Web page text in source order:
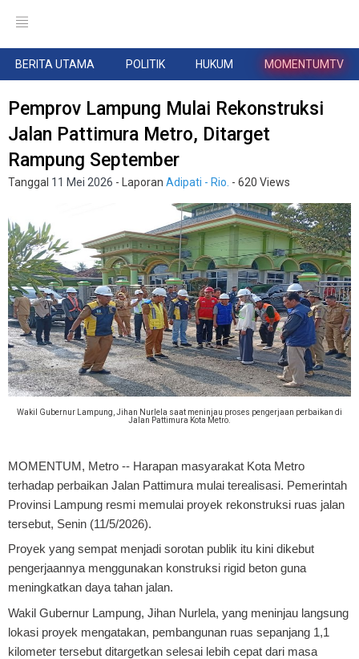
BERITA UTAMA POLITIK HUKUM MOMENTUMTV
Pemprov Lampung Mulai Rekonstruksi
Jalan Pattimura Metro, Ditarget
Rampung September
Tanggal 11 Mei 2026 - Laporan Adipati - Rio. - 620 Views
Wakil Gubernur Lampung, Jihan Nurlela saat meninjau proses pengerjaan perbaikan di
Jalan Pattimura Kota Metro.
MOMENTUM, Metro -- Harapan masyarakat Kota Metro
terhadap perbaikan Jalan Pattimura mulai terealisasi. Pemerintah
Provinsi Lampung resmi memulai proyek rekonstruksi ruas jalan
tersebut, Senin (11/5/2026).
Proyek yang sempat menjadi sorotan publik itu kini dikebut
pengerjaannya menggunakan konstruksi rigid beton guna
meningkatkan daya tahan jalan.
Wakil Gubernur Lampung, Jihan Nurlela, yang meninjau langsung
lokasi proyek mengatakan, pembangunan ruas sepanjang 1,1
kilometer tersebut ditargetkan selesai lebih cepat dari masa